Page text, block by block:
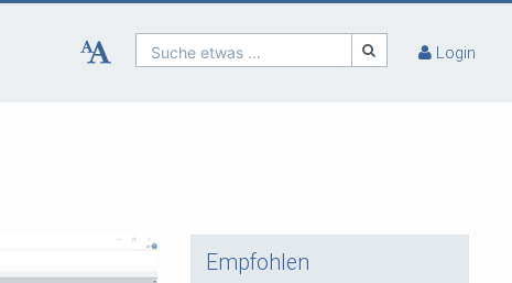
Suche etwas ... Login
Empfohlen